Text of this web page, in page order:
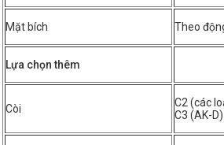
Mặt bích Theo
Lựa chọn thêm
Còi
C2 (các
C3 (AK-D)